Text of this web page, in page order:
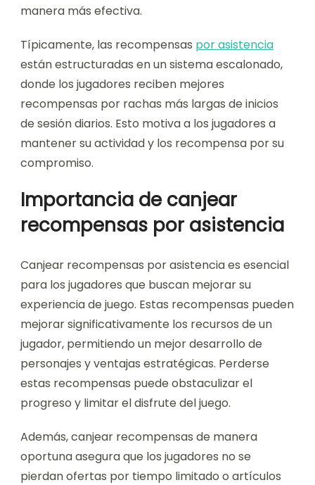
manera más efectiva.
Típicamente, las recompensas por asistencia
están estructuradas en un sistema escalonado,
donde los jugadores reciben mejores
recompensas por rachas más largas de inicios
de sesión diarios. Esto motiva a los jugadores a
mantener su actividad y los recompensa por su
compromiso.
Importancia de canjear
recompensas por asistencia
Canjear recompensas por asistencia es esencial
para los jugadores que buscan mejorar su
experiencia de juego. Estas recompensas pueden
mejorar significativamente los recursos de un
jugador, permitiendo un mejor desarrollo de
personajes y ventajas estratégicas. Perderse
estas recompensas puede obstaculizar el
progreso y limitar el disfrute del juego.
Además, canjear recompensas de manera
oportuna asegura que los jugadores no se
pierdan ofertas por tiempo limitado o artículos